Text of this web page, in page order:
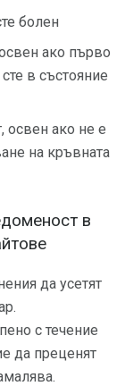
болен
ако първо
в състояние
освен ако не е
на кръвната
в
да усетят
с течение
да преценят